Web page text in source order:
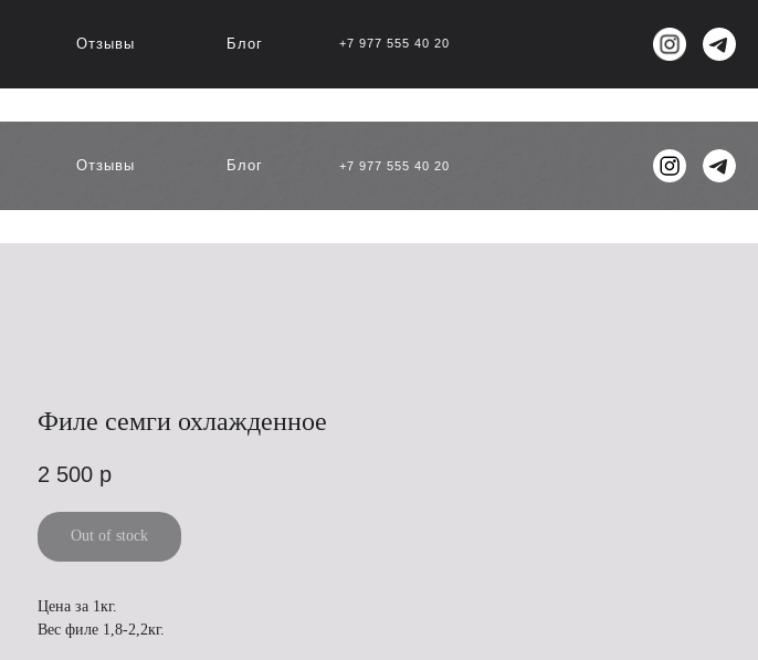
Отзывы +7 977 555 40 20
Блог
Отзывы +7 977 555 40 20
Блог
Филе семги охлажденное
2 500 р
Out of stock
Цена за 1кг.
Вес филе 1,8-2,2кг.